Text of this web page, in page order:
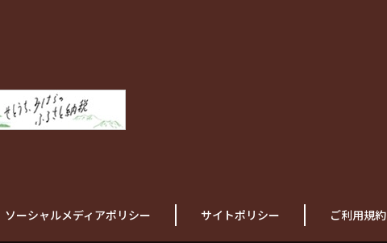
ソーシャルメディアポリシー サイトポリシー ご利用規約